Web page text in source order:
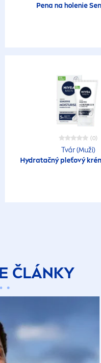
Pena na holenie
(0)
Tvár (Muži)
Hydratačný pleťový
ČLÁNKY